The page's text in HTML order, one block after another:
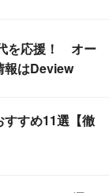
を応援！ オー
報はDeview
すめ11選【徹